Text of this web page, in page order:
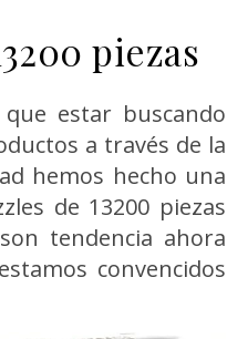
piezas
estar buscando
a través de la
hemos hecho una
de 13200 piezas
tendencia ahora
convencidos